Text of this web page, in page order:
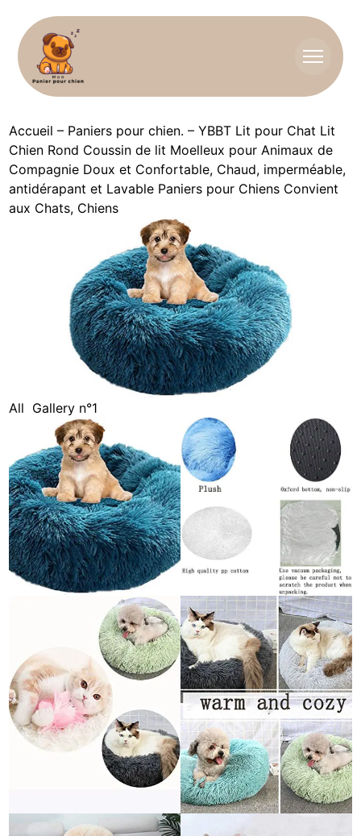
Accueil – Paniers pour chien. –YBBT Lit pour Chat Lit
Chien Rond Coussin de lit Moelleux pour Animaux de
Compagnie Doux et Confortable, Chaud, imperméable,
antidérapant et Lavable Paniers pour Chiens Convient
aux Chats, Chiens
All Gallery n°1